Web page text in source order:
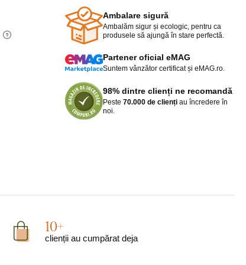
Ambalare sigură
Ambalăm sigur și ecologic, pentru ca
produsele să ajungă în stare perfectă.
Partener oficial eMAG
Suntem vânzător certificat și eMAG.ro.
98% dintre clienți ne recomandă
Peste 70.000 de clienți au încredere în
noi.
10+
clienții au cumpărat deja